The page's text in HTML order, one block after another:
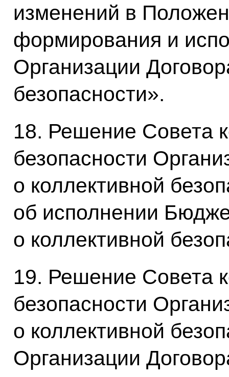
изменений в
формирования и
Организации
безопасности».
18. Решение Совета
безопасности
о коллективной
об исполнении
о коллективной
19. Решение Совета
безопасности
о коллективной
Организации